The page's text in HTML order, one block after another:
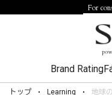
For
Brand Rating
トップ Learning 地球